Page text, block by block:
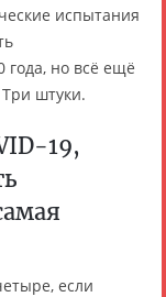
испытания
года, но всё ещё
Три штуки.
19,
если